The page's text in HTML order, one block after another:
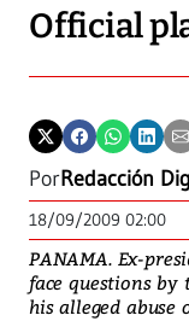
Official
PorRedacción
18/09/2009 02:00
PANAMA. Ex-
face questions
his alleged abuse